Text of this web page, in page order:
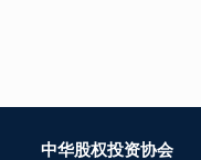
中华股权投资协会